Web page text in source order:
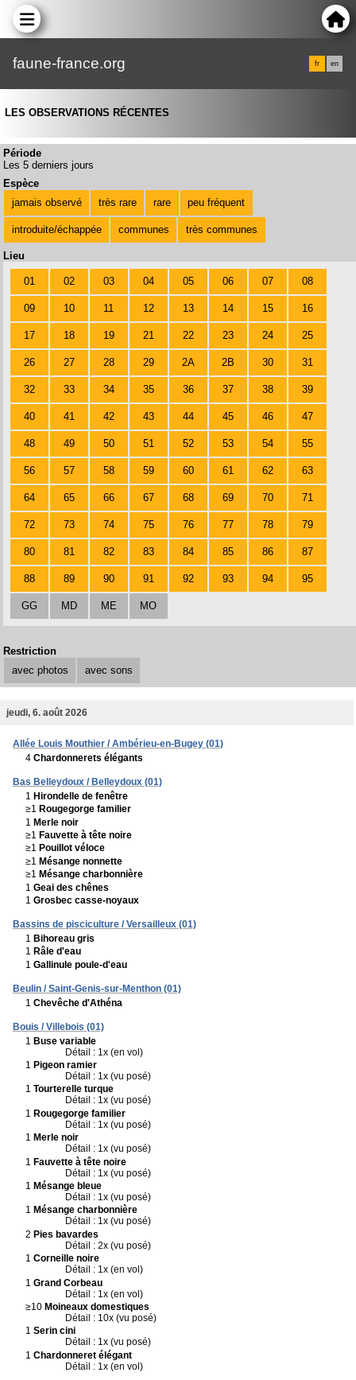
faune-france.org fr en
LES OBSERVATIONS RÉCENTES
Période
Les 5 derniers jours
Espèce
jamais observé
très rare rare peu fréquent
introduite/échappée communes très communes
Lieu
01 02 03 04 05 06 07 08
09 10 11 12 13 14 15 16
17 18 19 21 22 23 24 25
26 27 28 29 2A 2B 30 31
32 33 34 35 36 37 38 39
40 41 42 43 44 45 46 47
48 49 50 51 52 53 54 55
56 57 58 59 60 61 62 63
64 65 66 67 68 69 70 71
72 73 74 75 76 77 78 79
80 81 82 83 84 85 86 87
88 89 90 91 92 93 94 95
GG MD ME MO
Restriction
avec photos
avec sons
jeudi, 6. août 2026
Allée Louis Mouthier / Ambérieu-en-Bugey (01)
4 Chardonnerets élégants
Bas Belleydoux / Belleydoux (01)
1 Hirondelle de fenêtre
≥1 Rougegorge familier
1 Merle noir
≥1 Fauvette à tête noire
≥1 Pouillot véloce
≥1 Mésange nonnette
≥1 Mésange charbonnière
1 Geai des chênes
1 Grosbec casse-noyaux
Bassins de pisciculture / Versailleux (01)
1 Bihoreau gris
1 Râle d'eau
1 Gallinule poule-d'eau
Beulin / Saint-Genis-sur-Menthon (01)
1 Chevêche d'Athéna
Bouis / Villebois (01)
1 Buse variable
Détail : 1x (en vol)
1 Pigeon ramier
Détail : 1x (vu posé)
1 Tourterelle turque
Détail : 1x (vu posé)
1 Rougegorge familier
Détail : 1x (vu posé)
1 Merle noir
Détail : 1x (vu posé)
1 Fauvette à tête noire
Détail : 1x (vu posé)
1 Mésange bleue
Détail : 1x (vu posé)
1 Mésange charbonnière
Détail : 1x (vu posé)
2 Pies bavardes
Détail : 2x (vu posé)
1 Corneille noire
Détail : 1x (en vol)
1 Grand Corbeau
Détail : 1x (en vol)
≥10 Moineaux domestiques
Détail : 10x (vu posé)
1 Serin cini
Détail : 1x (vu posé)
1 Chardonneret élégant
Détail : 1x (en vol)